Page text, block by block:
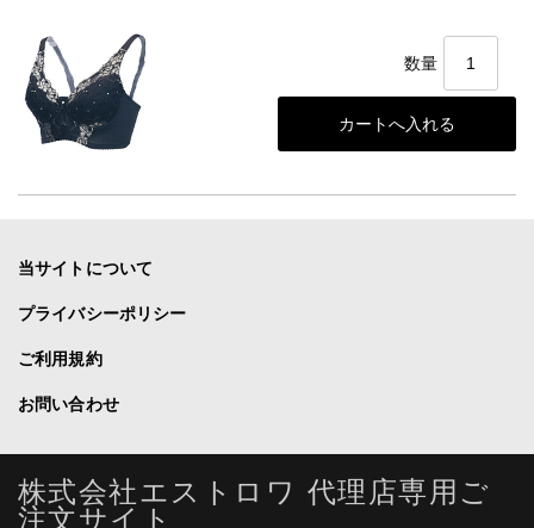
数量
当サイトについて
プライバシーポリシー
ご利用規約
お問い合わせ
株式会社エストロワ 代理店専用ご
注文サイト